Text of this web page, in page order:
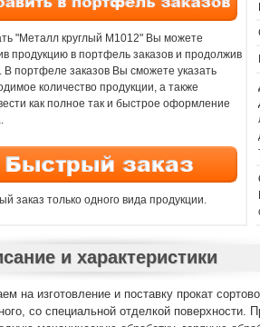
"Металл круглый M1012" Вы можете
продукцию в портфель заказов и продолжив
В портфеле заказов Вы сможете указать
количество продукции, а также
как полное так и быстрое оформление
заказ только одного вида продукции.
и характеристики
на изготовление и поставку прокат
со специальной отделкой поверхности.